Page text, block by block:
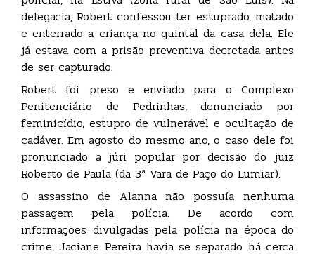
delegacia, Robert confessou ter estuprado, matado
e enterrado a criança no quintal da casa dela. Ele
já estava com a prisão preventiva decretada antes
de ser capturado.
Robert foi preso e enviado para o Complexo
Penitenciário de Pedrinhas, denunciado por
feminicídio, estupro de vulnerável e ocultação de
cadáver. Em agosto do mesmo ano, o caso dele foi
pronunciado a júri popular por decisão do juiz
Roberto de Paula (da 3ª Vara de Paço do Lumiar).
O assassino de Alanna não possuía nenhuma
passagem pela polícia. De acordo com
informações divulgadas pela polícia na época do
crime, Jaciane Pereira havia se separado há cerca